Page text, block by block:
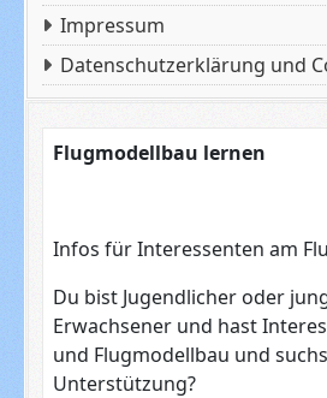
Impressum
Datenschutzerklärung und
Flugmodellbau lernen
Infos für Interessenten am
Du bist Jugendlicher oder
Erwachsener und hast
und Flugmodellbau und
Unterstützung?